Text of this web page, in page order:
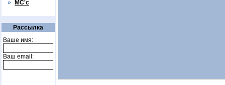
»
МС'с
Рассылка
Ваше имя:
Ваш email: